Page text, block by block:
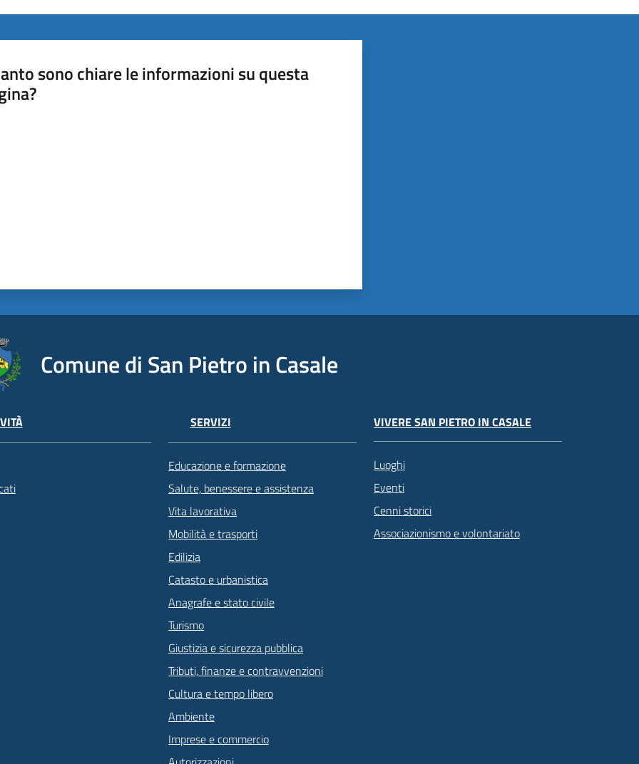
sono chiare le informazioni su questa
Comune di San Pietro in Casale
SERVIZI
Educazione e formazione
Salute, benessere e assistenza
Vita lavorativa
Mobilità e trasporti
Edilizia
Catasto e urbanistica
Anagrafe e stato civile
Turismo
Giustizia e sicurezza pubblica
Tributi, finanze e contravvenzioni
Cultura e tempo libero
Ambiente
Imprese e commercio
VIVERE SAN PIETRO IN CASALE
Luoghi
Eventi
Cenni storici
Associazionismo e volontariato